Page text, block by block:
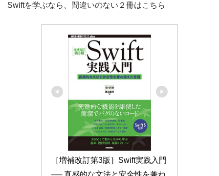
Swiftを学ぶなら、間違いのない２冊はこちら
［増補改訂第3版］Swift実践入門
── 直感的な文法と安全性を兼ね